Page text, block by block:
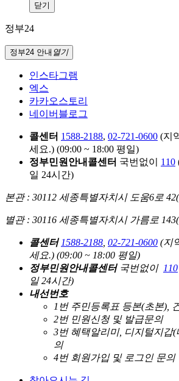
닫기
정부24
정부24 안내 열기
인스타그램
엑스
카카오스토리
네이버블로그
콜센터 1588-2188, 02-721-0600 (지
세요.) (09:00 ~ 18:00 평일)
정부민원안내콜센터 국번없이 110
일 24시간)
본관 : 30112 세종특별자치시 도움6로
별관 : 30116 세종특별자치시 가름로
콜센터 1588-2188 02-721-0600 (지
세요.) (09:00 ~ 18:00 평일)
정부민원안내콜센터국번없이 110
일 24시간)
내선번호
1번 주민등록표 등본(초본),
2번 민원신청 및 발급문의
3번 혜택알리미, 디지털지갑
의
4번 회원가입 및 로그인 문의